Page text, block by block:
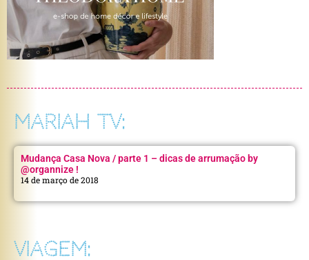
MARIAH TV:
Mudança Casa Nova / parte 1 – dicas de arrumação by
@organnize !
14 de março de 2018
VIAGEM: